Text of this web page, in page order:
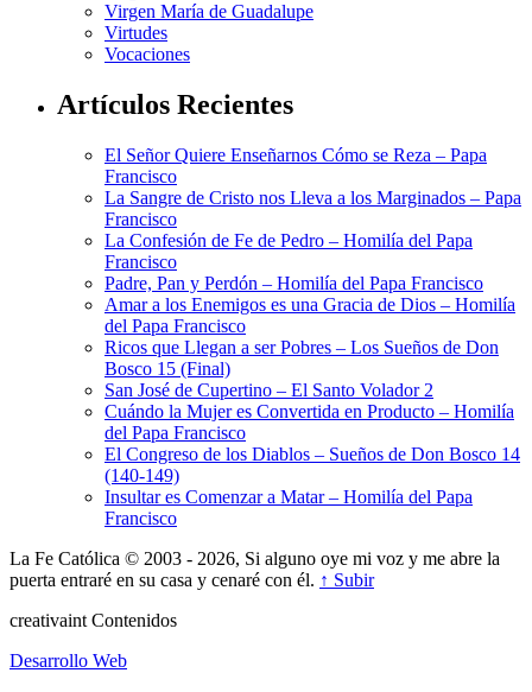
Virgen María de Guadalupe
Virtudes
Vocaciones
Artículos Recientes
El Señor Quiere Enseñarnos Cómo se Reza – Papa
Francisco
La Sangre de Cristo nos Lleva a los Marginados – Papa
Francisco
La Confesión de Fe de Pedro – Homilía del Papa
Francisco
Padre, Pan y Perdón – Homilía del Papa Francisco
Amar a los Enemigos es una Gracia de Dios – Homilía
del Papa Francisco
Ricos que Llegan a ser Pobres – Los Sueños de Don
Bosco 15 (Final)
San José de Cupertino – El Santo Volador 2
Cuándo la Mujer es Convertida en Producto – Homilía
del Papa Francisco
El Congreso de los Diablos – Sueños de Don Bosco 14
(140-149)
Insultar es Comenzar a Matar – Homilía del Papa
Francisco
La Fe Católica © 2003 - 2026, Si alguno oye mi voz y me abre la
puerta entraré en su casa y cenaré con él. ↑ Subir
creativaint Contenidos
Desarrollo Web